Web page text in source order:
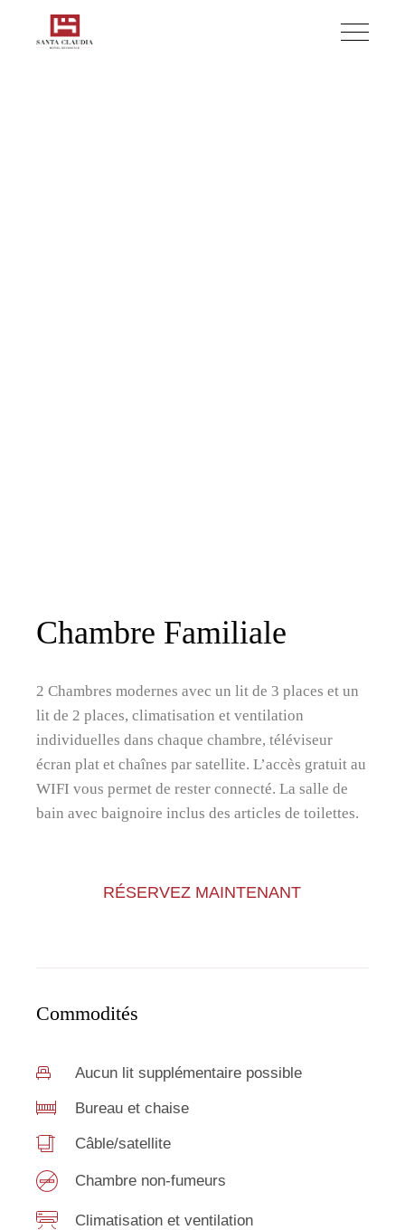
Chambre Familiale
2 Chambres modernes avec un lit de 3 places et un
lit de 2 places, climatisation et ventilation
individuelles dans chaque chambre, téléviseur
écran plat et chaînes par satellite. L’accès gratuit au
WIFI vous permet de rester connecté. La salle de
bain avec baignoire inclus des articles de toilettes.
RÉSERVEZ MAINTENANT
Commodités
Aucun lit supplémentaire possible
Bureau et chaise
Câble/satellite
Chambre non-fumeurs
Climatisation et ventilation